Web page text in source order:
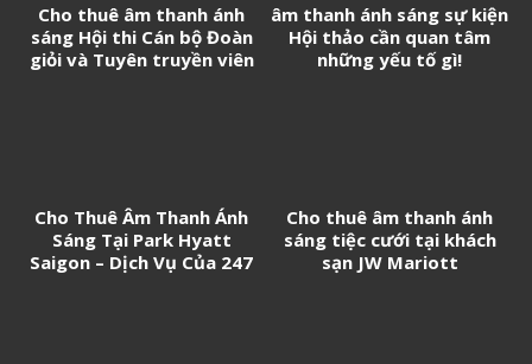
Cho thuê âm thanh ánh
sáng Hội thi Cán bộ Đoàn
giỏi và Tuyên truyền viên
âm thanh ánh sáng sự kiện
Hội thảo cần quan tâm
những yếu tố gì!
Cho Thuê Âm Thanh Ánh
Sáng Tại Park Hyatt
Saigon – Dịch Vụ Của 247
Cho thuê âm thanh ánh
sáng tiệc cưới tại khách
sạn JW Mariott